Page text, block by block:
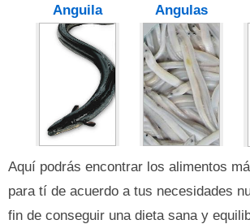
Anguila Angulas
Aquí podrás encontrar los alimentos
para tí de acuerdo a tus necesidades
fin de conseguir una dieta sana y